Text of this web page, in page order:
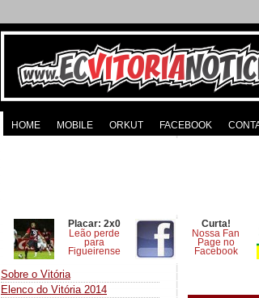
HOME MOBILE ORKUT FACEBOOK
Placar: 2x0
Leão perde
para
Figueirense
Curta!
Nossa Fan
Page no
Facebook
Sobre o Vitória
Elenco do Vitória 2014